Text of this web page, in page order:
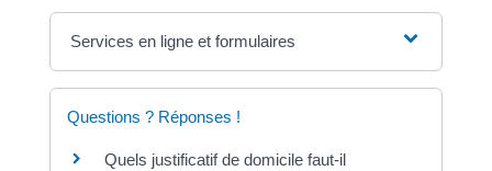
Services en ligne et formulaires
Questions ? Réponses !
Quels justificatif de domicile faut-il